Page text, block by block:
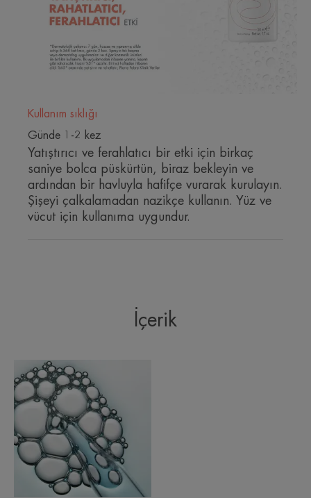
Hassas cilt bakımı için uygundur.
• İçeriğindeki Kalsiyum/Magnezyum dengesi ile
cildi korur, yatıştırır ve RAHATLATIR.
•Dermatolojik işlemlerden sonra ciltteki kızarıklığı
YATIŞTIRIR ve FERAHLATIR.
• Cildin sağlıklı kalması için ciltteki rahatsızlık
hissini ve hassasiyeti azaltır.
Kullanım sıklığı
Günde 1-2 kez
Yatıştırıcı ve ferahlatıcı bir etki için birkaç
saniye bolca püskürtün, biraz bekleyin ve
ardından bir havluyla hafifçe vurarak kurulayın.
Şişeyi çalkalamadan nazikçe kullanın. Yüz ve
vücut için kullanıma uygundur.
İçerik